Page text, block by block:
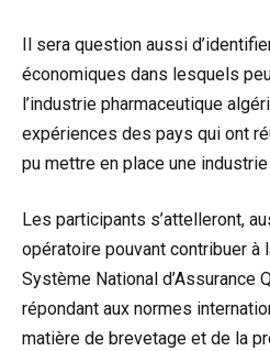
Il sera question aussi
économiques dans lesquels
l’industrie pharmaceutique
expériences des pays qui ont
pu mettre en place une
Les participants s’attelleront,
opératoire pouvant contribuer à
Système National d’Assurance
répondant aux normes
matière de brevetage et de la